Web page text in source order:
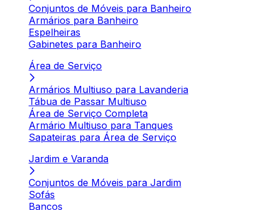
Conjuntos de Móveis para Banheiro
Armários para Banheiro
Espelheiras
Gabinetes para Banheiro
Área de Serviço
Armários Multiuso para Lavanderia
Tábua de Passar Multiuso
Área de Serviço Completa
Armário Multiuso para Tanques
Sapateiras para Área de Serviço
Jardim e Varanda
Conjuntos de Móveis para Jardim
Sofás
Bancos